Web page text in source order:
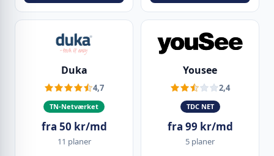
Duka
4,7
TN-Netværket
fra 50 kr/md
11 planer
Yousee
2,4
TDC NET
fra 99 kr/md
5 planer